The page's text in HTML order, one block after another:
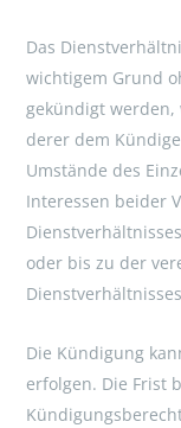
Das
wichtigem Grund
gekündigt werden,
derer dem
Umstände des
Interessen beider
oder bis zu der
Die Kündigung
erfolgen. Die Frist